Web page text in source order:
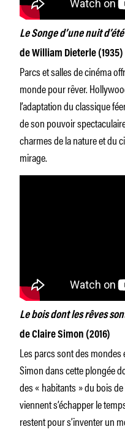
Le Songe d’une nuit d’été
de William Dieterle (1935)
Parcs et salles de cinéma
monde pour rêver.
l’adaptation du classique
de son pouvoir
charmes de la nature et du
mirage.
Le bois dont les rêves
de Claire Simon (2016)
Les parcs sont des mondes
Simon dans cette plongée
des « habitants » du bois
viennent s’échapper le
restent pour s’inventer un